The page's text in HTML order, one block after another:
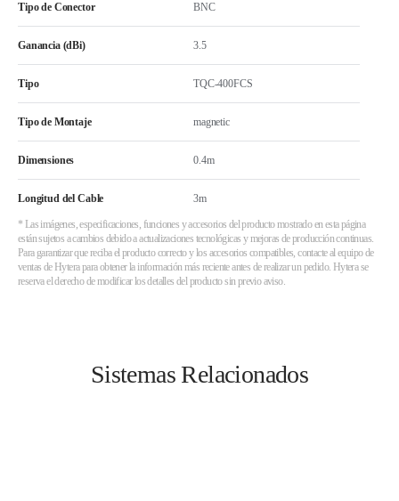
Tipo de Conector BNC
Ganancia (dBi) 3.5
Tipo TQC-400FCS
Tipo de Montaje magnetic
Dimensiones 0.4m
Longitud del Cable 3m
* Las imágenes, especificaciones, funciones y accesorios del producto mostrado en esta página
están sujetos a cambios debido a actualizaciones tecnológicas y mejoras de producción continuas.
Para garantizar que reciba el producto correcto y los accesorios compatibles, contacte al equipo de
ventas de Hytera para obtener la información más reciente antes de realizar un pedido. Hytera se
reserva el derecho de modificar los detalles del producto sin previo aviso.
Sistemas Relacionados